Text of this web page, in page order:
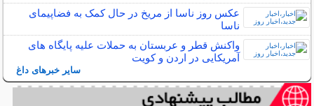
عکس روز ناسا از مریخ در حال کمک به فضاپیمای
ناسا
واکنش قطر و عربستان به حملات علیه پایگاه های
آمریکایی در اردن و کویت
سایر خبرهای داغ